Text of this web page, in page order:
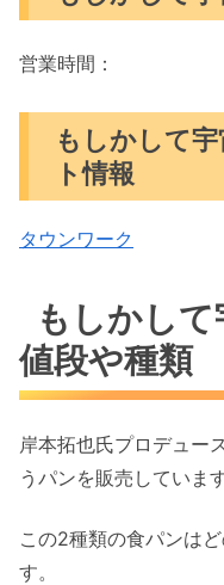
営業時間：
もしかして
ト情報
タウンワーク
もしかし
値段や種類
岸本拓也氏プロデュー
うパンを販売しています
この2種類の食パンは
す。